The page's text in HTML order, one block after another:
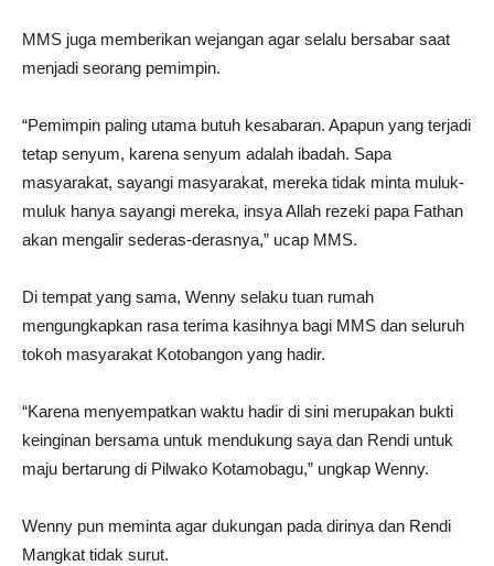
MMS juga memberikan wejangan agar selalu bersabar saat
menjadi seorang pemimpin.
“Pemimpin paling utama butuh kesabaran. Apapun yang terjadi
tetap senyum, karena senyum adalah ibadah. Sapa
masyarakat, sayangi masyarakat, mereka tidak minta muluk-
muluk hanya sayangi mereka, insya Allah rezeki papa Fathan
akan mengalir sederas-derasnya,” ucap MMS.
Di tempat yang sama, Wenny selaku tuan rumah
mengungkapkan rasa terima kasihnya bagi MMS dan seluruh
tokoh masyarakat Kotobangon yang hadir.
“Karena menyempatkan waktu hadir di sini merupakan bukti
keinginan bersama untuk mendukung saya dan Rendi untuk
maju bertarung di Pilwako Kotamobagu,” ungkap Wenny.
Wenny pun meminta agar dukungan pada dirinya dan Rendi
Mangkat tidak surut.